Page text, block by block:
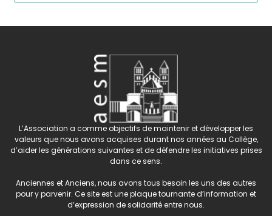
L’Association a comme objectifs de maintenir et développer les
valeurs que nous avons acquises durant nos années au Collège,
d’aider les générations suivantes et de défendre les initiatives prises
dans ce sens.
Anciennes et Anciens, nous avons tous besoin les uns des autres
pour y parvenir. Ce site est une plaque tournante d’information et
d’expression de solidarité entre nous.